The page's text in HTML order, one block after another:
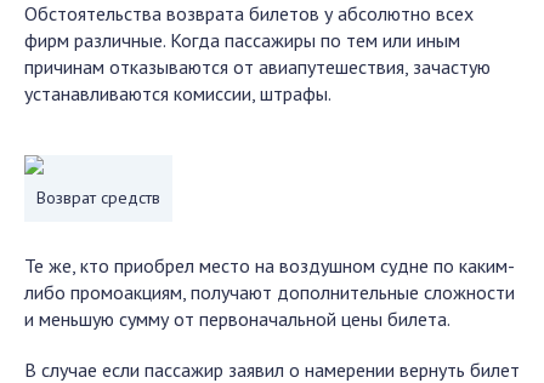
Обстоятельства возврата билетов у абсолютно всех
фирм различные. Когда пассажиры по тем или иным
причинам отказываются от авиапутешествия, зачастую
устанавливаются комиссии, штрафы.
Возврат средств
Те же, кто приобрел место на воздушном судне по каким-
либо промоакциям, получают дополнительные сложности
и меньшую сумму от первоначальной цены билета.
В случае если пассажир заявил о намерении вернуть билет